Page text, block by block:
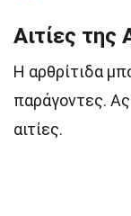
Αιτίες της
Η αρθρίτιδα
παράγοντες.
αιτίες.